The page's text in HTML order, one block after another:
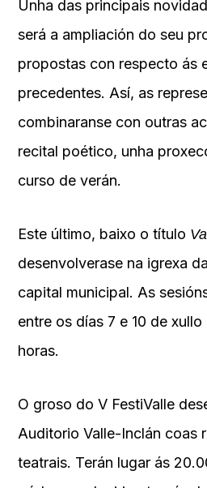
Unha das principais
será a ampliación do seu
propostas con respecto ás
precedentes. Así, as
combinaranse con outras
recital poético, unha
curso de verán.
Este último, baixo o título
desenvolverase na igrexa
capital municipal. As
entre os días 7 e 10 de
horas.
O groso do V FestiValle
Auditorio Valle-Inclán coas
teatrais. Terán lugar ás